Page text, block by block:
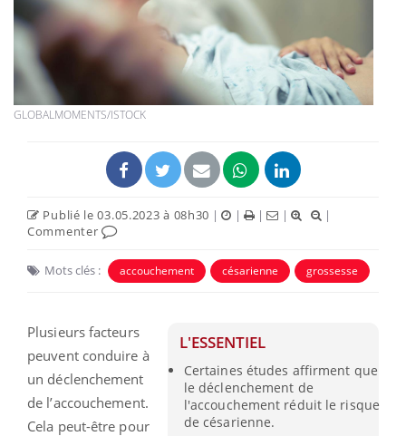
GLOBALMOMENTS/ISTOCK
Publié le 03.05.2023 à 08h30 | | | |
|
Commenter
Mots clés : accouchement césarienne grossesse
L'ESSENTIEL
Certaines études affirment que
le déclenchement de
l'accouchement réduit le risque
de césarienne.
Plusieurs facteurs
peuvent conduire à
un déclenchement
de l’accouchement.
Cela peut-être pour